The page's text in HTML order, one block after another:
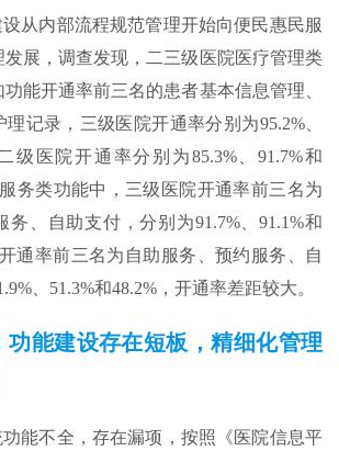
从内部流程规范管理开始向便民惠民服
展，调查发现，二三级医院医疗管理类
能开通率前三名的患者基本信息管理、
记录，三级医院开通率分别为95.2%、
级医院开通率分别为85.3%、91.7%和
务类功能中，三级医院开通率前三名为
务、自助支付，分别为91.7%、91.1%和
通率前三名为自助服务、预约服务、自
、51.3%和48.2%，开通率差距较大。
功能建设存在短板，精细化管理
功能不全，存在漏项，按照《医院信息平